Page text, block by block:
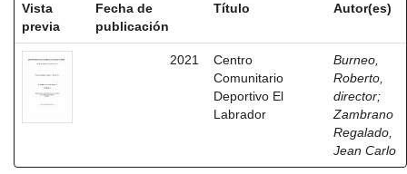
Vista
previa
Fecha de
publicación
Título Autor(es)
2021
Centro
Comunitario
Deportivo El
Labrador
Burneo,
Roberto,
director;
Zambrano
Regalado,
Jean Carlo